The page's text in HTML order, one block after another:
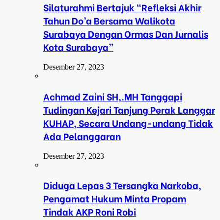
Silaturahmi Bertajuk “Refleksi Akhir
Tahun Do’a Bersama Walikota
Surabaya Dengan Ormas Dan Jurnalis
Kota Surabaya”
Desember 27, 2023
Achmad Zaini SH,.MH Tanggapi
Tudingan Kejari Tanjung Perak Langgar
KUHAP, Secara Undang-undang Tidak
Ada Pelanggaran
Desember 27, 2023
Diduga Lepas 3 Tersangka Narkoba,
Pengamat Hukum Minta Propam
Tindak AKP Roni Robi